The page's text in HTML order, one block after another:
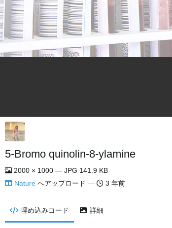
5-Bromo quinolin-8-ylamine
2000 × 1000 — JPG 141.9 KB
Nature へアップロード — 3 年前
埋め込みコード 詳細